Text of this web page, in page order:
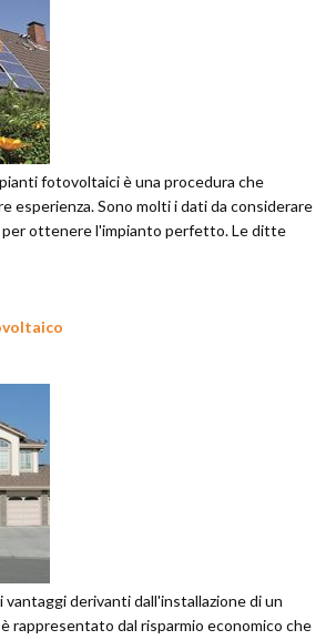
fotovoltaici è una procedura che
esperienza. Sono molti i dati da considerare
ottenere l'impianto perfetto. Le ditte
derivanti dall'installazione di un
rappresentato dal risparmio economico che